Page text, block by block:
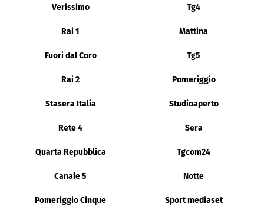
Verissimo Tg4
Rai 1 Mattina
Fuori dal Coro Tg5
Rai 2 Pomeriggio
Stasera Italia Studioaperto
Rete 4 Sera
Quarta Repubblica Tgcom24
Canale 5 Notte
Pomeriggio Cinque Sport mediaset